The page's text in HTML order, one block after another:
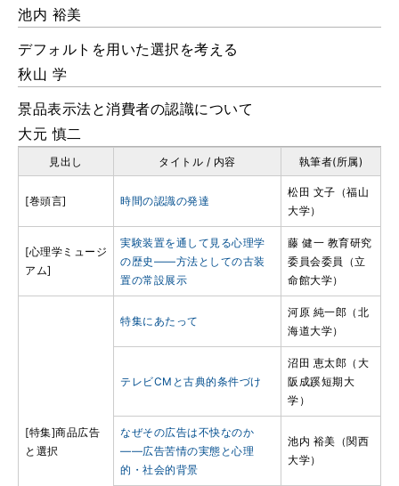
池内 裕美
デフォルトを用いた選択を考える
秋山 学
景品表示法と消費者の認識について
大元 慎二
見出し タイトル / 内容 執筆者(所属)
[巻頭言] 時間の認識の発達
松田 文子（福山
大学）
[心理学ミュージ
アム]
実験装置を通して見る心理学
の歴史――方法としての古装
置の常設展示
藤 健一 教育研究
委員会委員（立
命館大学）
[特集]商品広告
と選択
特集にあたって
河原 純一郎（北
海道大学）
テレビCMと古典的条件づけ
沼田 恵太郎（大
阪成蹊短期大
学）
なぜその広告は不快なのか
――広告苦情の実態と心理
的・社会的背景
池内 裕美（関西
大学）